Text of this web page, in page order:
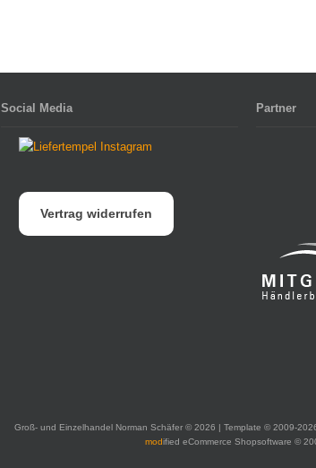
Social Media
Vertrag widerrufen
Partner
Groß- und Einzelhandel Norman Schäfer © 2026 | Template © 2009-
modified eCommerce Shopsoftware ©